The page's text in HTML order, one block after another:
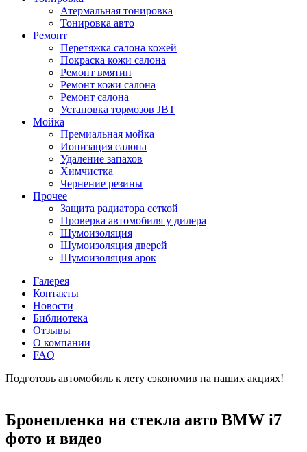
Атермальная тонировка
Тонировка авто
Ремонт
Перетяжка салона кожей
Покраска кожи салона
Ремонт вмятин
Ремонт кожи салона
Ремонт салона
Установка тормозов JBT
Мойка
Премиальная мойка
Ионизация салона
Удаление запахов
Химчистка
Чернение резины
Прочее
Защита радиатора сеткой
Проверка автомобиля у дилера
Шумоизоляция
Шумоизоляция дверей
Шумоизоляция арок
Галерея
Контакты
Новости
Библиотека
Отзывы
О компании
FAQ
Подготовь автомобиль к лету сэкономив на наших акциях!
Бронепленка на стекла авто BMW i7
фото и видео